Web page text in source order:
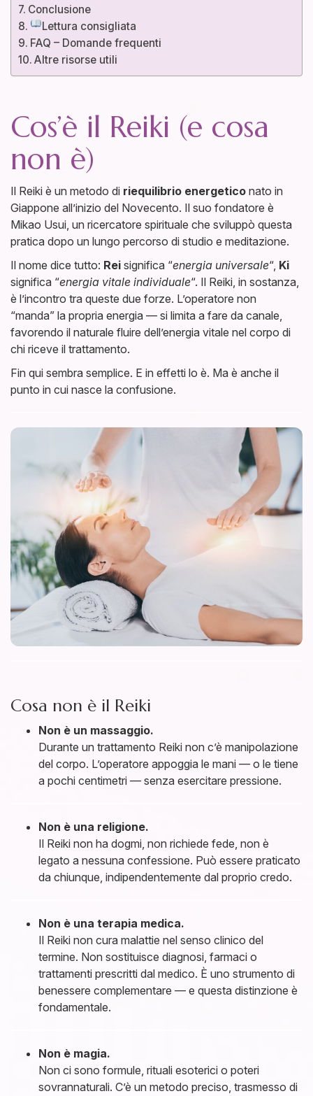
Conclusione
Lettura consigliata
FAQ – Domande frequenti
Altre risorse utili
Cos’è il Reiki (e cosa
non è)
Il Reiki è un metodo di riequilibrio energetico nato in
Giappone all’inizio del Novecento. Il suo fondatore è
Mikao Usui, un ricercatore spirituale che sviluppò questa
pratica dopo un lungo percorso di studio e meditazione.
Il nome dice tutto: Rei significa “energia universale“, Ki
significa “energia vitale individuale“. Il Reiki, in sostanza,
è l’incontro tra queste due forze. L’operatore non
“manda” la propria energia — si limita a fare da canale,
favorendo il naturale fluire dell’energia vitale nel corpo di
chi riceve il trattamento.
Fin qui sembra semplice. E in effetti lo è. Ma è anche il
punto in cui nasce la confusione.
Cosa non è il Reiki
Non è un massaggio.
Durante un trattamento Reiki non c’è manipolazione
del corpo. L’operatore appoggia le mani — o le tiene
a pochi centimetri — senza esercitare pressione.
Non è una religione.
Il Reiki non ha dogmi, non richiede fede, non è
legato a nessuna confessione. Può essere praticato
da chiunque, indipendentemente dal proprio credo.
Non è una terapia medica.
Il Reiki non cura malattie nel senso clinico del
termine. Non sostituisce diagnosi, farmaci o
trattamenti prescritti dal medico. È uno strumento di
benessere complementare — e questa distinzione è
fondamentale.
Non è magia.
Non ci sono formule, rituali esoterici o poteri
sovrannaturali. C’è un metodo preciso, trasmesso di